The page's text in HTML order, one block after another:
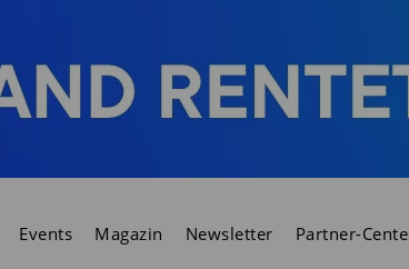
Events Magazin Newsletter Partner-